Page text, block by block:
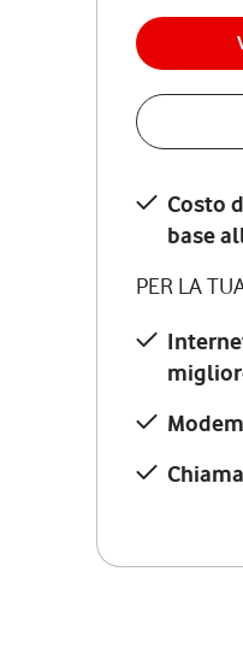
Costo
base
PER LA